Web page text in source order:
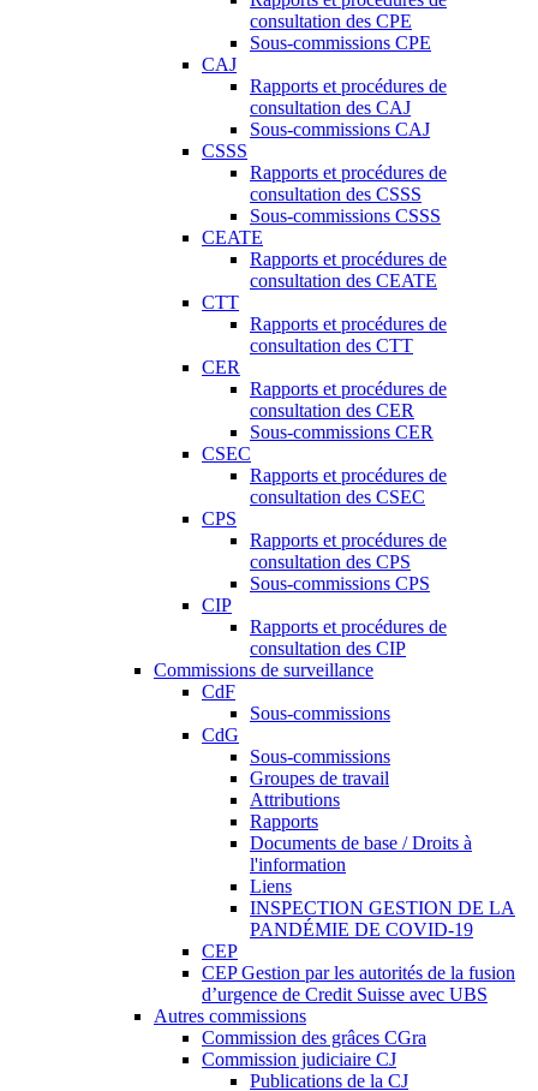
consultation des CPE
Sous-commissions CPE
CAJ
Rapports et procédures de
consultation des CAJ
Sous-commissions CAJ
CSSS
Rapports et procédures de
consultation des CSSS
Sous-commissions CSSS
CEATE
Rapports et procédures de
consultation des CEATE
CTT
Rapports et procédures de
consultation des CTT
CER
Rapports et procédures de
consultation des CER
Sous-commissions CER
CSEC
Rapports et procédures de
consultation des CSEC
CPS
Rapports et procédures de
consultation des CPS
Sous-commissions CPS
CIP
Rapports et procédures de
consultation des CIP
Commissions de surveillance
CdF
Sous-commissions
CdG
Sous-commissions
Groupes de travail
Attributions
Rapports
Documents de base / Droits à
l'information
Liens
INSPECTION GESTION DE LA
PANDÉMIE DE COVID-19
CEP
CEP Gestion par les autorités de la fusion
d’urgence de Credit Suisse avec UBS
Autres commissions
Commission des grâces CGra
Commission judiciaire CJ
Publications de la CJ